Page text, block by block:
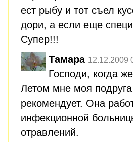
ест рыбу и тот съел
дори, а если еще
Супер!!!
Тамара 12.12.2009
Господи, когда
Летом мне моя подруга
рекомендует. Она
инфекционной
отравлений.